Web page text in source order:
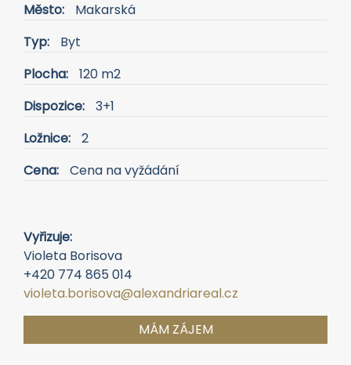
Město:
Makarská
Typ:
Byt
Plocha:
120 m2
Dispozice:
3+1
Ložnice:
2
Cena:
Cena na vyžádání
Vyřizuje:
Violeta Borisova
+420 774 865 014
violeta.borisova@alexandriareal.cz
MÁM ZÁJEM